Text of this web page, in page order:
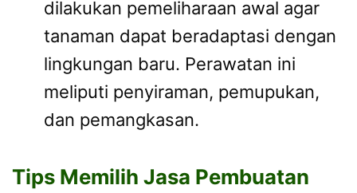
dilakukan pemeliharaan awal agar
tanaman dapat beradaptasi dengan
lingkungan baru. Perawatan ini
meliputi penyiraman, pemupukan,
dan pemangkasan.
Tips Memilih Jasa Pembuatan